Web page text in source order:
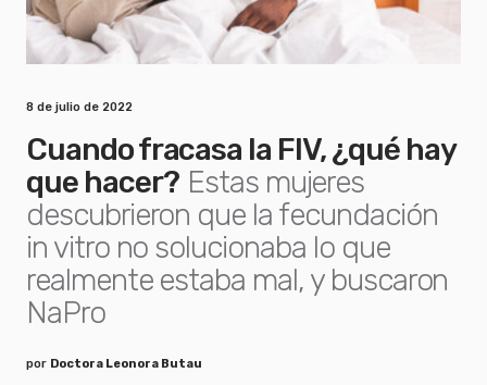
8 de julio de 2022
Cuando fracasa la FIV, ¿qué hay
que hacer? Estas mujeres
descubrieron que la fecundación
in vitro no solucionaba lo que
realmente estaba mal, y buscaron
NaPro
por Doctora Leonora Butau